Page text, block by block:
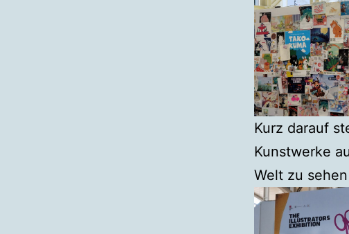
Kurz darauf
Kunstwerke
Welt zu